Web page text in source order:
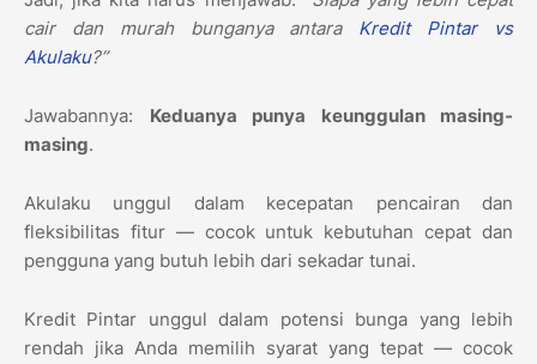
cair dan murah bunganya antara Kredit Pintar vs
Akulaku?”
Jawabannya: Keduanya punya keunggulan masing-
masing.
Akulaku unggul dalam kecepatan pencairan dan
fleksibilitas fitur — cocok untuk kebutuhan cepat dan
pengguna yang butuh lebih dari sekadar tunai.
Kredit Pintar unggul dalam potensi bunga yang lebih
rendah jika Anda memilih syarat yang tepat — cocok